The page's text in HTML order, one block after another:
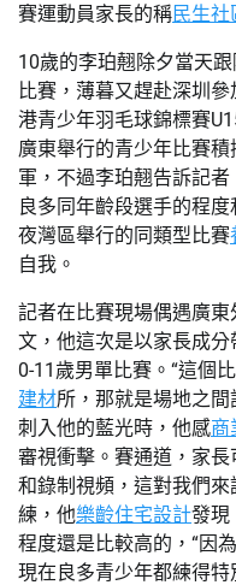
賽運動員家長的稱民生
10歲的李珀翹除夕當天
比賽，薄暮又趕赴深圳
港青少年羽毛球錦標賽
廣東舉行的青少年比賽
軍，不過李珀翹告訴記
良多同年齡段選手的程
夜灣區舉行的同類型比賽
自我。
記者在比賽現場偶遇廣
文，他這次是以家長成分
0-11歲男單比賽。“這個
建材所，那就是場地之
刺入他的藍光時，他感商
審視衝擊。賽通道，家
和錄制視頻，這對我們
練，他樂齡住宅設計發現
程度還是比較高的，“因
現在良多青少年都練得特